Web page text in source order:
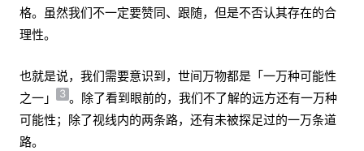
格。虽然我们不一定要赞同、跟随，但是不否认其存在的合
理性。
也就是说，我们需要意识到，世间万物都是「一万种可能性
之一」
3 。除了看到眼前的，我们不了解的远方还有一万种
可能性；除了视线内的两条路，还有未被探足过的一万条道
路。